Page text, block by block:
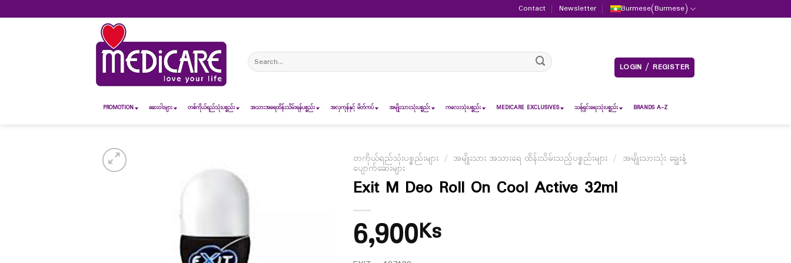
to
Contact Newsletter Burmese(Burmese)
Search
for:
LOGIN / REGISTER
PROMOTION ဆေး၀ါးများ တစ်ကိုယ်ရည်သုံးပစ္စည်း အသားအရေထိန်းသိမ်းရန်ပစ္စည်း အလှကုန်နှင့် မိတ်ကပ် အမျိုးသားသုံးပစ္စည်း ကလေးသုံးပစ္စည်း MEDICARE EXCLUSIVES သန့်ရှင်းရေးသုံးပစ္စည်း BRANDS A-Z
တကိုယ်ရည်သုံးပစ္စည်းများ / အမျိုးသား အသားရေ ထိန်းသိမ်းသည့်ပစ္စည်းများ / အမျိုးသားသုံး ချွေးနံ့
ပျောက်ဆေးများ
Exit M Deo Roll On Cool Active 32ml
6,900Ks